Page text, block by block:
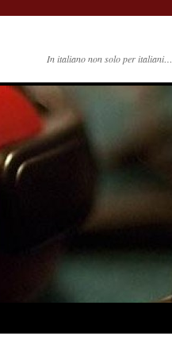
In italiano non solo per italiani…